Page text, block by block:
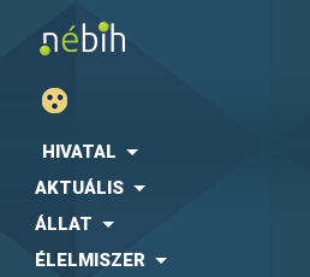
HIVATAL
AKTUÁLIS
ÁLLAT
ÉLELMISZER